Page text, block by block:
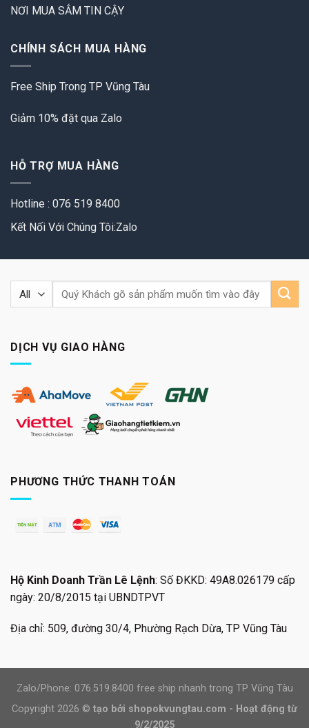
NƠI MUA SẮM TIN CẬY
CHÍNH SÁCH MUA HÀNG
Free Ship Trong TP Vũng Tàu
Giảm 10% đặt qua Zalo
HỖ TRỢ MUA HÀNG
Hotline : 076 519 8400
Kết Nối Với Chúng Tôi:Zalo
Tìm
kiếm:
DỊCH VỤ GIAO HÀNG
PHƯƠNG THỨC THANH TOÁN
Hộ Kinh Doanh Trần Lê Lệnh: Số ĐKKD: 49A8.026179 cấp
ngày: 20/8/2015 tại UBNDTPVT
Địa chỉ: 509, đường 30/4, Phường Rạch Dừa, TP Vũng Tàu
Zalo/Phone: 076.519.8400 free ship nhanh trong TP Vũng Tàu
Copyright 2026 © tạo bởi shopokvungtau.com - Hoạt động từ
9/2/2025